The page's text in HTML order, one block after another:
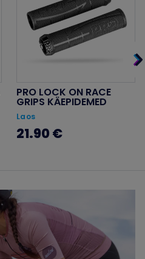
PRO LOCK ON RACE
GRIPS KÄEPIDEMED
Laos
21.90 €